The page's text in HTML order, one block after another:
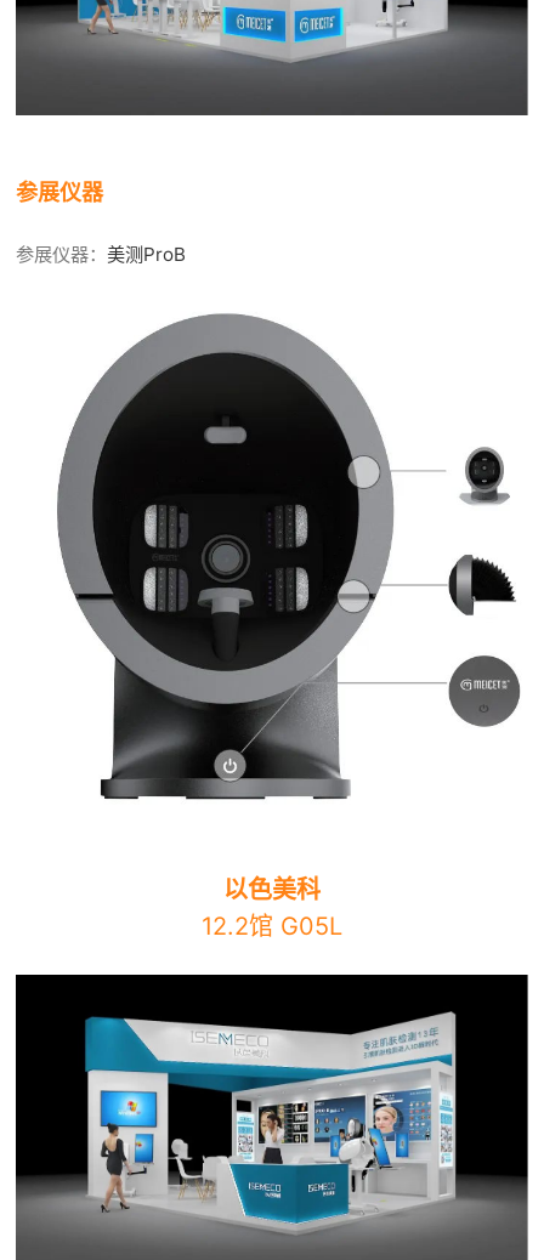
参展仪器
参展仪器：美测ProB
以色美科
12.2馆 G05L